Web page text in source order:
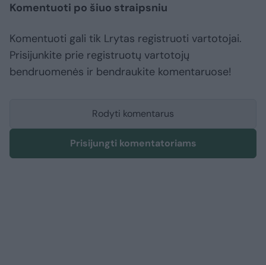
Komentuoti po šiuo straipsniu
Komentuoti gali tik Lrytas registruoti vartotojai.
Prisijunkite prie registruotų vartotojų
bendruomenės ir bendraukite komentaruose!
Rodyti komentarus
Prisijungti komentatoriams